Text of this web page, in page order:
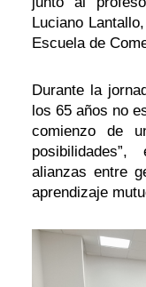
Luciano
Escuela de
Durante la
los 65 años no
comienzo de
alianzas entre
aprendizaje